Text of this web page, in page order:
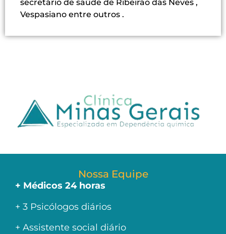
secretário de saúde de Ribeirão das Neves ,
Vespasiano entre outros .
Nossa Equipe
+ Médicos 24 horas
+ 3 Psicólogos diários
+ Assistente social diário